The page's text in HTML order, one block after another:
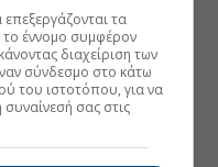
τα
έννομο συμφέρον
διαχείριση των
σύνδεσμο στο κάτω
του ιστοτόπου, για να
συναίνεσή σας στις